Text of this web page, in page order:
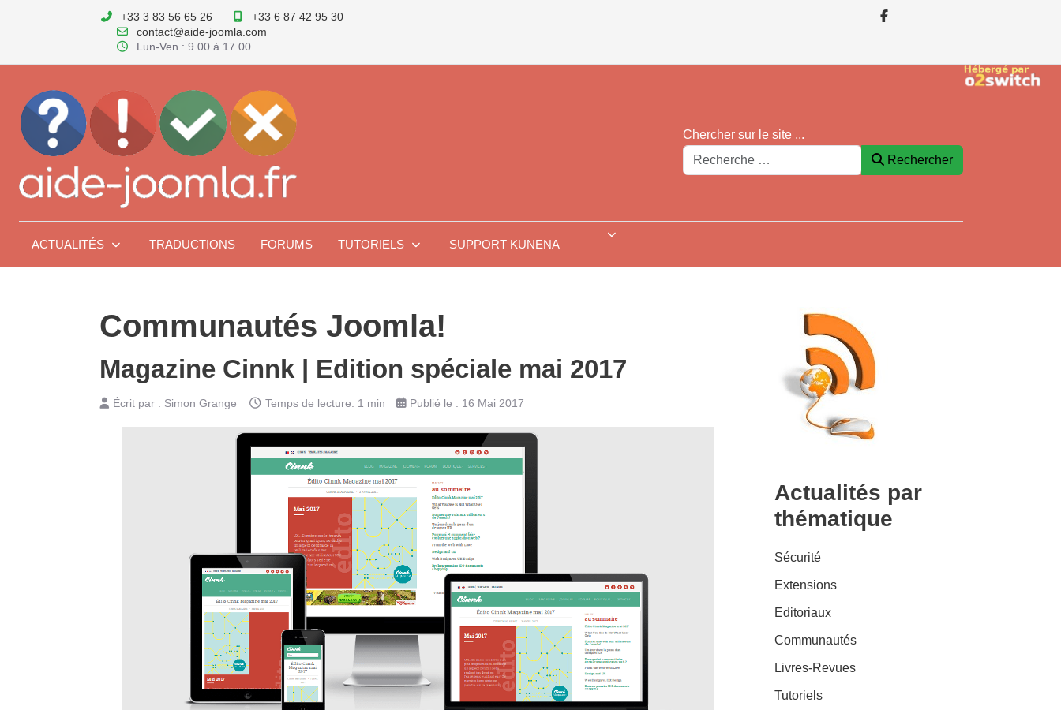
+33 3 83 56 65 26
+33 6 87 42 95 30
contact@aide-joomla.com
Lun-Ven : 9.00 à 17.00
Chercher sur le site ...
Rechercher
ACTUALITÉS TRADUCTIONS FORUMS TUTORIELS SUPPORT KUNENA
Communautés Joomla!
Magazine Cinnk | Edition spéciale mai 2017
Écrit par : Simon Grange Temps de lecture: 1 min Publié le : 16 Mai 2017
Actualités par
thématique
Sécurité
Extensions
Editoriaux
Communautés
Livres-Revues
Tutoriels